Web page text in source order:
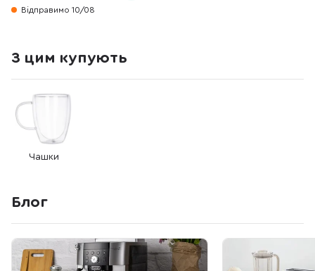
Відправимо 10/08
З цим купують
Чашки
Блог